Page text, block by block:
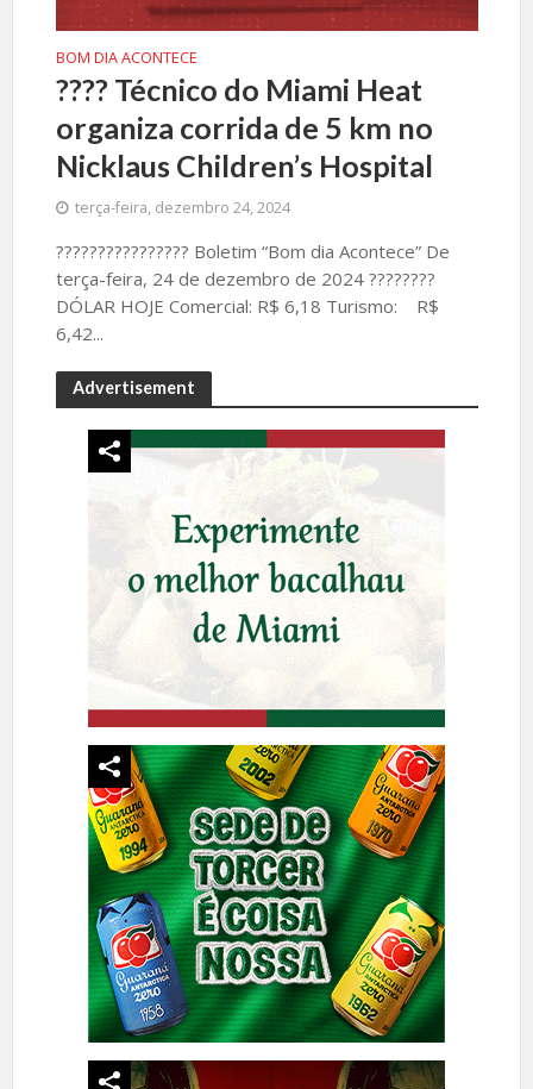
BOM DIA ACONTECE
????️ Técnico do Miami Heat
organiza corrida de 5 km no
Nicklaus Children’s Hospital
terça-feira, dezembro 24, 2024
???????????????? Boletim “Bom dia Acontece” De
terça-feira, 24 de dezembro de 2024 ????️????
DÓLAR HOJE Comercial: R$ 6,18 Turismo: R$
6,42...
Advertisement